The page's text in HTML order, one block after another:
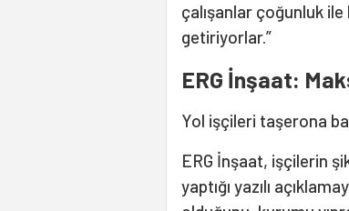
çalışanlar çoğunluk ile
getiriyorlar.”
ERG İnşaat:
Yol işçileri taşerona
ERG İnşaat, işçilerin
yaptığı yazılı